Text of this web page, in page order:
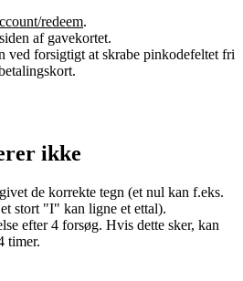
redeem.
af gavekortet.
ved forsigtigt at skrabe pinkodefeltet fri
ikke
de korrekte tegn (et nul kan f.eks.
stort "I" kan ligne et ettal).
efter 4 forsøg. Hvis dette sker, kan
timer.